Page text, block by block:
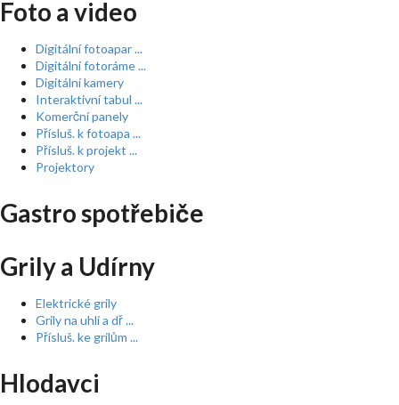
Foto a video
Digitální fotoapar ...
Digitální fotoráme ...
Digitální kamery
Interaktivní tabul ...
Komerční panely
Přísluš. k fotoapa ...
Přísluš. k projekt ...
Projektory
Gastro spotřebiče
Grily a Udírny
Elektrické grily
Grily na uhlí a dř ...
Přísluš. ke grilům ...
Hlodavci